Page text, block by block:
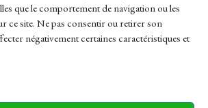
que le comportement de navigation ou les
ce site. Ne pas consentir ou retirer son
négativement certaines caractéristiques et